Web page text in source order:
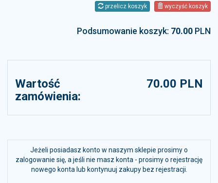
przelicz koszyk wyczyść koszyk
Podsumowanie koszyk: 70.00 PLN
Wartość
zamówienia:
70.00 PLN
Jeżeli posiadasz konto w naszym sklepie prosimy o
zalogowanie się, a jeśli nie masz konta - prosimy o rejestrację
nowego konta lub kontynuuj zakupy bez rejestracji.